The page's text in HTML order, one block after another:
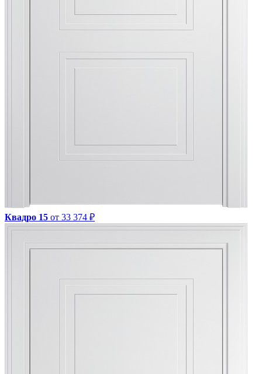
Квадро 15 от 33 374 ₽